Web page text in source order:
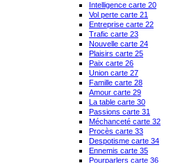
Intelligence carte 20
Vol perte carte 21
Entreprise carte 22
Trafic carte 23
Nouvelle carte 24
Plaisirs carte 25
Paix carte 26
Union carte 27
Famille carte 28
Amour carte 29
La table carte 30
Passions carte 31
Méchanceté carte 32
Procès carte 33
Despotisme carte 34
Ennemis carte 35
Pourparlers carte 36